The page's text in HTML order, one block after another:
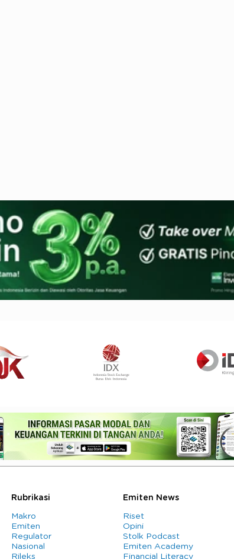
Rubrikasi
Makro
Emiten
Regulator
Nasional
Rileks
Emiten News
Riset
Opini
Stolk Podcast
Emiten Academy
Financial Literacy